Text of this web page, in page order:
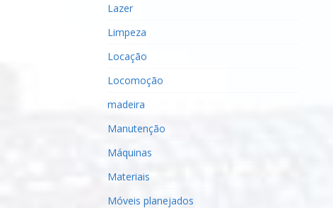
Lazer
Limpeza
Locação
Locomoção
madeira
Manutenção
Máquinas
Materiais
Móveis planejados